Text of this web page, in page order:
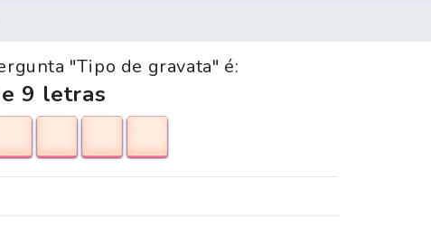
"Tipo de gravata" é:
9 letras